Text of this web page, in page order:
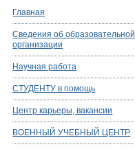
Главная
Сведения об образовательной
организации
Научная работа
СТУДЕНТУ в помощь
Центр карьеры, вакансии
ВОЕННЫЙ УЧЕБНЫЙ ЦЕНТР